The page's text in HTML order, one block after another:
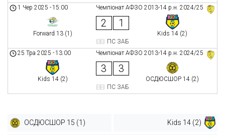
Чемпіонат АФЗО 2013-14 р.н. 2024/25
1 Чер 2025 -15:00
Forward 13 (1)
2 1
Kids 14 (2)
ПС ЗАБ
Чемпіонат АФЗО 2013-14 р.н. 2024/25
25 Тра 2025 -13:00
Kids 14 (2)
3 3
ОСДЮСШОР 14 (2)
ПС ЗАБ
ОСДЮСШОР 15 (1) Kids 14 (2)